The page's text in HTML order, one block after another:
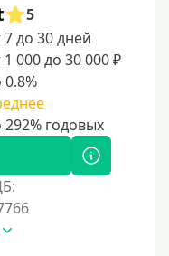
5
7 до 30 дней
1 000 до 30 000 ₽
0.8%